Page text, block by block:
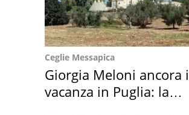
Ceglie Messapica
Giorgia Meloni ancora
vacanza in Puglia: la